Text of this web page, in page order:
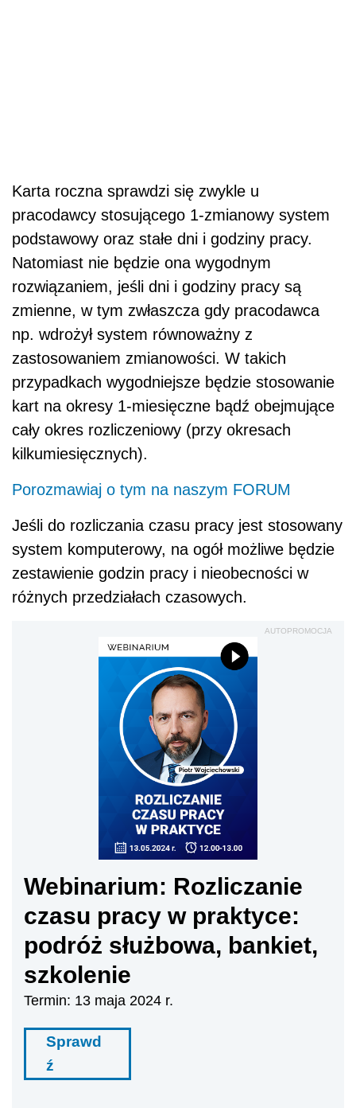
Karta roczna sprawdzi się zwykle u
pracodawcy stosującego 1-zmianowy system
podstawowy oraz stałe dni i godziny pracy.
Natomiast nie będzie ona wygodnym
rozwiązaniem, jeśli dni i godziny pracy są
zmienne, w tym zwłaszcza gdy pracodawca
np. wdrożył system równoważny z
zastosowaniem zmianowości. W takich
przypadkach wygodniejsze będzie stosowanie
kart na okresy 1-miesięczne bądź obejmujące
cały okres rozliczeniowy (przy okresach
kilkumiesięcznych).
Porozmawiaj o tym na naszym FORUM
Jeśli do rozliczania czasu pracy jest stosowany
system komputerowy, na ogół możliwe będzie
zestawienie godzin pracy i nieobecności w
różnych przedziałach czasowych.
AUTOPROMOCJA
Webinarium: Rozliczanie
czasu pracy w praktyce:
podróż służbowa, bankiet,
szkolenie
Termin: 13 maja 2024 r.
Sprawd
ź